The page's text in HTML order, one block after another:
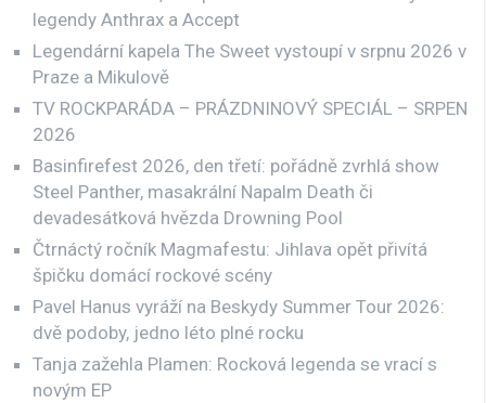
legendy Anthrax a Accept
Legendární kapela The Sweet vystoupí v srpnu 2026 v
Praze a Mikulově
TV ROCKPARÁDA – PRÁZDNINOVÝ SPECIÁL – SRPEN
2026
Basinfirefest 2026, den třetí: pořádně zvrhlá show
Steel Panther, masakrální Napalm Death či
devadesátková hvězda Drowning Pool
Čtrnáctý ročník Magmafestu: Jihlava opět přivítá
špičku domácí rockové scény
Pavel Hanus vyráží na Beskydy Summer Tour 2026:
dvě podoby, jedno léto plné rocku
Tanja zažehla Plamen: Rocková legenda se vrací s
novým EP